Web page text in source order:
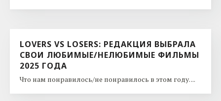
LOVERS VS LOSERS: РЕДАКЦИЯ ВЫБРАЛА
СВОИ ЛЮБИМЫЕ/НЕЛЮБИМЫЕ ФИЛЬМЫ
2025 ГОДА
Что нам понравилось/не понравилось в этом году. ...